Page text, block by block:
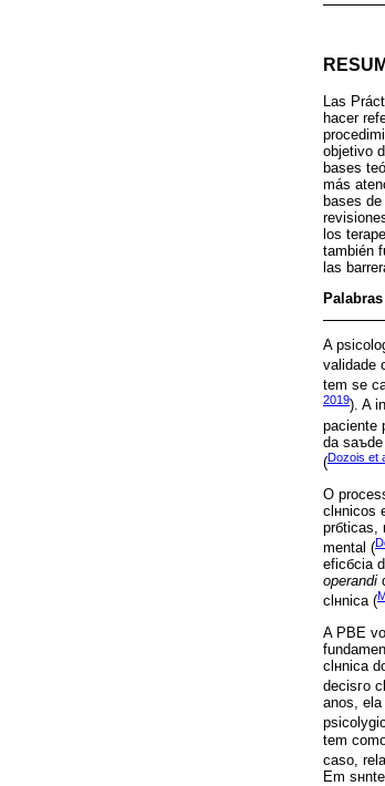
Las
hacer
objetivo
bases
más
bases
los
también
las
A
validade
tem se
2019). A
paciente
da
(Dozois et
O
clнnicos
prбticas,
mental (
eficбcia
operandi
clнnica (
A PBE
clнnica
decisгo
anos,
tem
caso,
Em